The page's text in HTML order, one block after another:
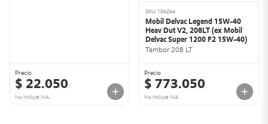
Precio
$ 22.050
No incluye IVA
SKU: 106264
Mobil Delvac Legend 15W-40
Heav Dut V2, 208LT (ex Mobil
Delvac Super 1200 F2 15W-40)
Tambor 208 LT
Precio
$ 773.050
No incluye IVA